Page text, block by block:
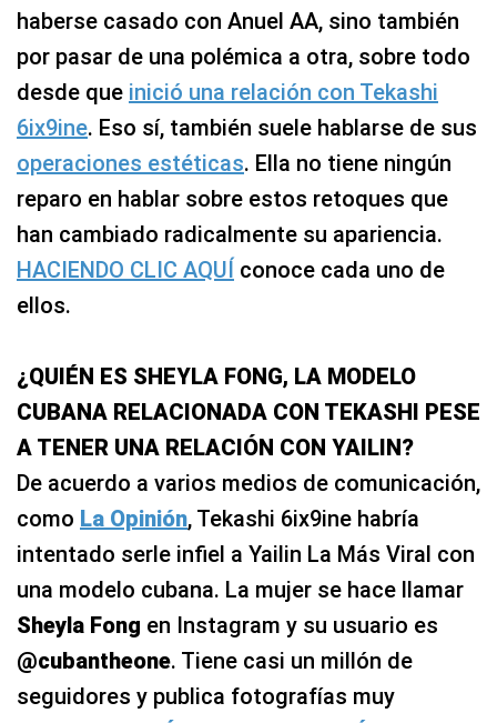
haberse casado con Anuel AA, sino también
por pasar de una polémica a otra, sobre todo
desde que inició una relación con Tekashi
6ix9ine. Eso sí, también suele hablarse de sus
operaciones estéticas. Ella no tiene ningún
reparo en hablar sobre estos retoques que
han cambiado radicalmente su apariencia.
HACIENDO CLIC AQUÍ conoce cada uno de
ellos.
¿QUIÉN ES SHEYLA FONG, LA MODELO
CUBANA RELACIONADA CON TEKASHI PESE
A TENER UNA RELACIÓN CON YAILIN?
De acuerdo a varios medios de comunicación,
como La Opinión, Tekashi 6ix9ine habría
intentado serle infiel a Yailin La Más Viral con
una modelo cubana. La mujer se hace llamar
Sheyla Fong en Instagram y su usuario es
@cubantheone. Tiene casi un millón de
seguidores y publica fotografías muy